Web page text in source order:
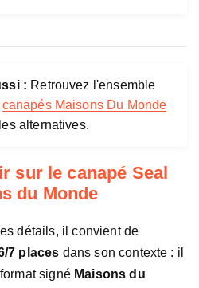
: Retrouvez l'ensemble
canapés Maisons Du Monde
alternatives.
sur le canapé Seal
du Monde
détails, il convient de
7 places dans son contexte : il
signé Maisons du